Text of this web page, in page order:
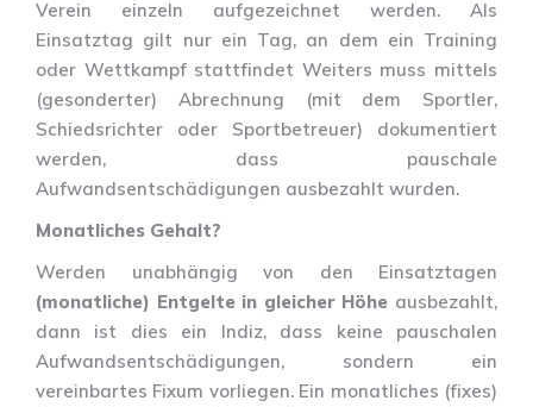
Verein einzeln aufgezeichnet werden. Als
Einsatztag gilt nur ein Tag, an dem ein Training
oder Wettkampf stattfindet Weiters muss mittels
(gesonderter) Abrechnung (mit dem Sportler,
Schiedsrichter oder Sportbetreuer) dokumentiert
werden, dass pauschale
Aufwandsentschädigungen ausbezahlt wurden.
Monatliches Gehalt?
Werden unabhängig von den Einsatztagen
(monatliche) Entgelte in gleicher Höhe ausbezahlt,
dann ist dies ein Indiz, dass keine pauschalen
Aufwandsentschädigungen, sondern ein
vereinbartes Fixum vorliegen. Ein monatliches (fixes)